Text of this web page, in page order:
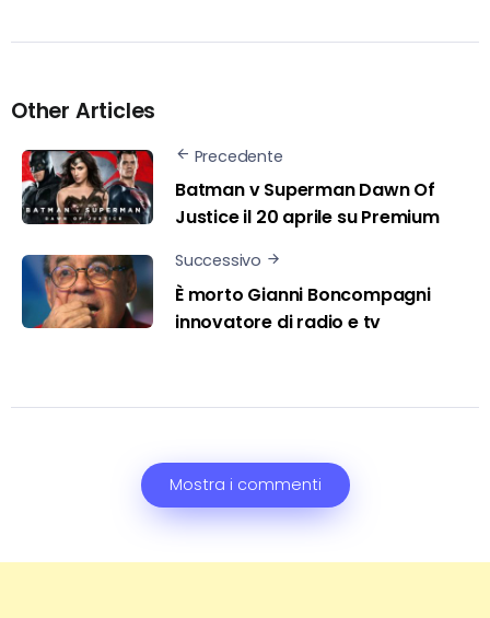
Other Articles
Precedente
Batman v Superman Dawn Of
Justice il 20 aprile su Premium
Successivo
È morto Gianni Boncompagni
innovatore di radio e tv
Mostra i commenti